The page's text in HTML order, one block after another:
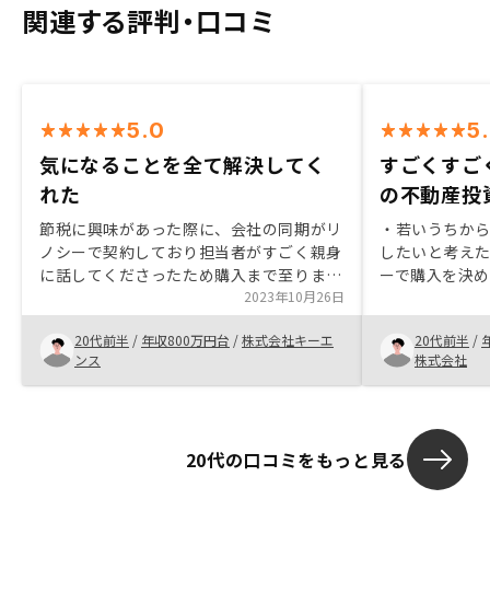
関連する評判・口コミ
5.0
気になることを全て解決してく
れた
節税に興味があった際に、会社の同期がリ
ノシーで契約しており担当者がすごく親身
に話してくださったため購入まで至りまし
た。現時点で悩んでるいるかたやすこしで
も興味のある方はは一度話を聞いてみても
良いかと思います。私も購入を決めていた
わけではないですが、実際に話してみてメ
リットを感じ購入しました
2023年10月26日
20代前半 / 年収800万円台 /株式会社キーエ
ンス
すごくすご
の不動産投
・若いうちか
したいと考え
ーで購入を決
とが非常によ
ている方には
投資をしてみ
20代前半 /
株式会社
20代の口コミをもっと見る